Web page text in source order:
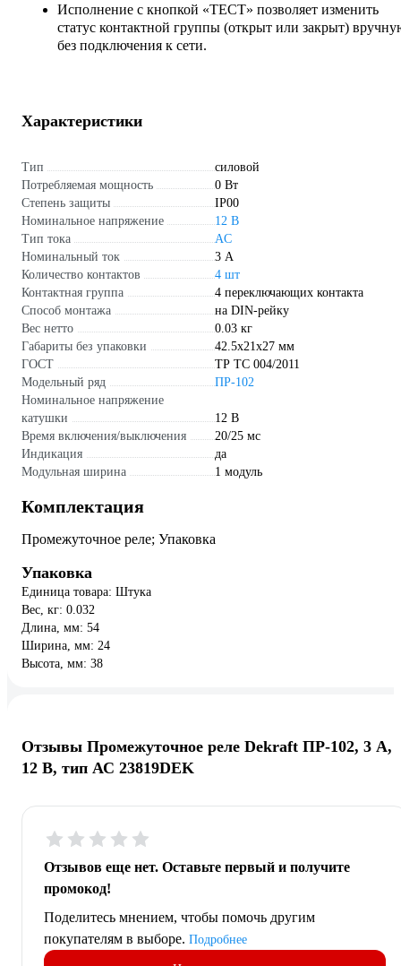
Исполнение с кнопкой «ТЕСТ» позволяет изменить
статус контактной группы (открыт или закрыт)
без подключения к сети.
Характеристики
Тип
силовой
Потребляемая мощность
0 Вт
Степень защиты
IP00
Номинальное напряжение
12 В
Тип тока
AC
Номинальный ток
3 А
Количество контактов
4 шт
Контактная группа
4 переключающих контакта
Способ монтажа
на DIN-рейку
Вес нетто
0.03 кг
Габариты без упаковки
42.5х21х27 мм
ГОСТ
ТР ТС 004/2011
Модельный ряд
ПР-102
Номинальное напряжение
катушки
12 В
Время включения/выключения
20/25 мс
Индикация
да
Модульная ширина
1 модуль
Комплектация
Промежуточное реле; Упаковка
Упаковка
Единица товара: Штука
Вес, кг: 0.032
Длина, мм: 54
Ширина, мм: 24
Высота, мм: 38
Отзывы Промежуточное реле Dekraft ПР-102, 3 А,
12 В, тип АС 23819DEK
Отзывов еще нет. Оставьте первый и получите
промокод!
Поделитесь мнением, чтобы помочь другим
покупателям в выборе. Подробнее